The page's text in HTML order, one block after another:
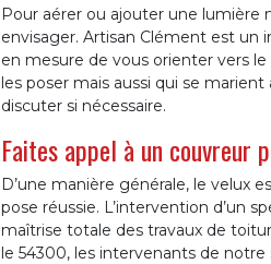
Pour aérer ou ajouter une lumière
envisager. Artisan Clément est un
en mesure de vous orienter vers
les poser mais aussi qui se
discuter si nécessaire.
Faites appel à un couvreur
D’une manière générale, le velux
pose réussie. L’intervention d’un
maîtrise totale des travaux de
le 54300, les intervenants de